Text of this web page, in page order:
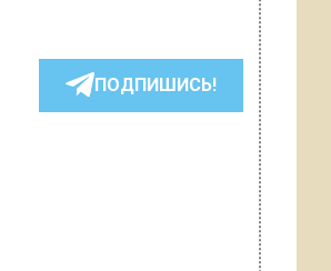
ПОДПИШИСЬ!